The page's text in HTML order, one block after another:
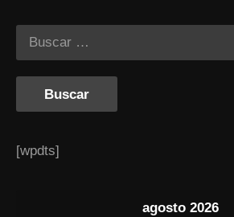
[wpdts]
agosto 2026